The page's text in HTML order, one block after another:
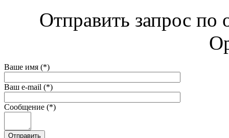
Отправить запрос по
Ваше имя (*)
Ваш e-mail (*)
Сообщение (*)